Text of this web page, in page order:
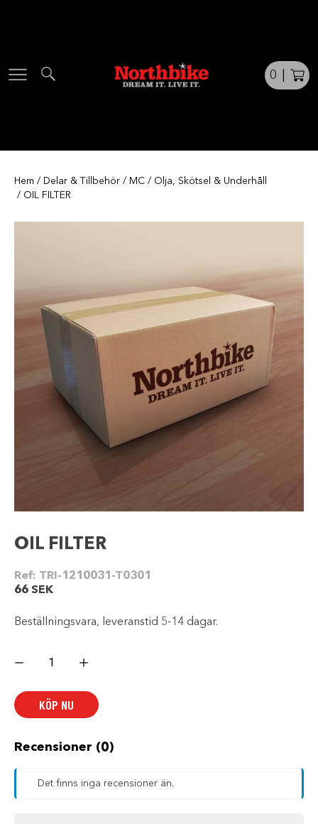
0
Hem / Delar & Tillbehör / MC / Olja, Skötsel & Underhåll
/ OIL FILTER
OIL FILTER
Ref: TRI-1210031-T0301
66 SEK
Beställningsvara, leveranstid 5-14 dagar.
FILTER
KÖP NU
Recensioner (0)
Det finns inga recensioner än.